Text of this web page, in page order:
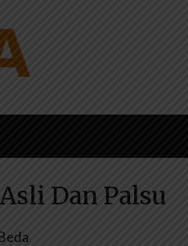
Dan Palsu